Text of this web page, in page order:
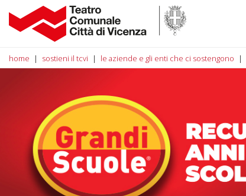
home sostieni il tcvi le aziende e gli enti che ci sostengono